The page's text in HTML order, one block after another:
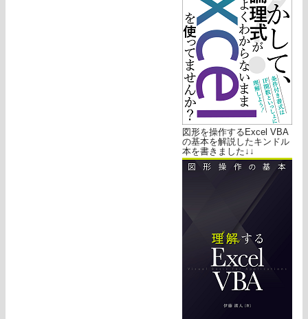
図形を操作するExcel VBA
の基本を解説したキンドル
本を書きました↓↓